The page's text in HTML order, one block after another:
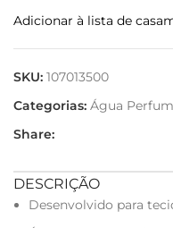
Adicionar à lista de
SKU: 107013500
Categorias: Água
Share:
DESCRIÇÃO
Desenvolvido para